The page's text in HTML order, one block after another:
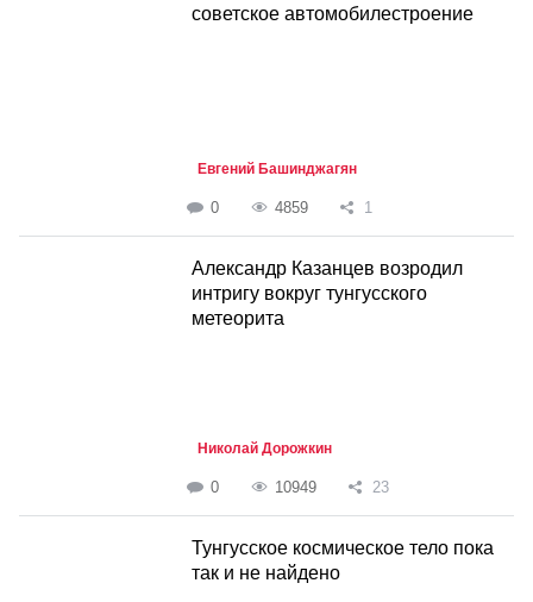
советское автомобилестроение
Евгений Башинджагян
0 4859 1
Александр Казанцев возродил
интригу вокруг тунгусского
метеорита
Николай Дорожкин
0 10949 23
Тунгусское космическое тело пока
так и не найдено